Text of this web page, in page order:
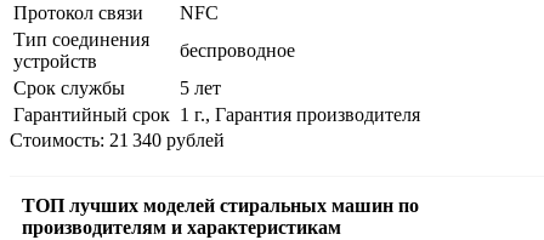
Протокол связи
NFC
Тип соединения
устройств
беспроводное
Срок службы
5 лет
Гарантийный срок 1 г., Гарантия производителя
Стоимость: 21 340 рублей
ТОП лучших моделей стиральных машин по
производителям и характеристикам